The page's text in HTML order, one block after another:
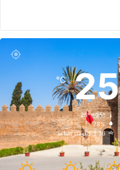
25
℃
25º - 25º
78%
2.36 كيلومتر/ساعة